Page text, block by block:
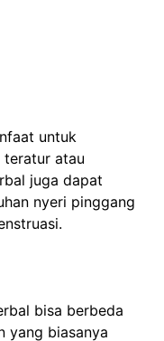
dan progesteron.
obatan tersebut
harus sesuai dengan
dokter.
telat datang bulan paling
di apotik, langkah terbaik
keterlambatan menstruasi
terlebih dahulu. Dengan
diagnosis yang tepat,
Ingat, kesehatan
adalah investasi jangka
Jangan abaikan
waktu lama atau disertai
yang mengganggu.
untuk
teratur atau
juga dapat
nyeri pinggang
bisa berbeda
yang biasanya